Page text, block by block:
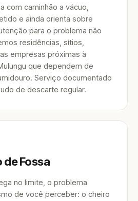
com caminhão a vácuo,
e ainda orienta sobre
para o problema não
residências, sítios,
empresas próximas à
que dependem de
Serviço documentado
de descarte regular.
de Fossa
no limite, o problema
de você perceber: o cheiro